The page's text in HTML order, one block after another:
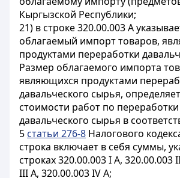
Кыргызской Республики;
21) в строке 320.00.003 А
облагаемый импорт товаров,
продуктами переработки
Размер облагаемого импорта
являющихся продуктами
давальческого сырья,
стоимости работ по
давальческого сырья в
5 статьи 276-8 Налогового
строка включает в себя суммы,
строках 320.00.003 I А, 320.00.003
III А, 320.00.003 IV А;